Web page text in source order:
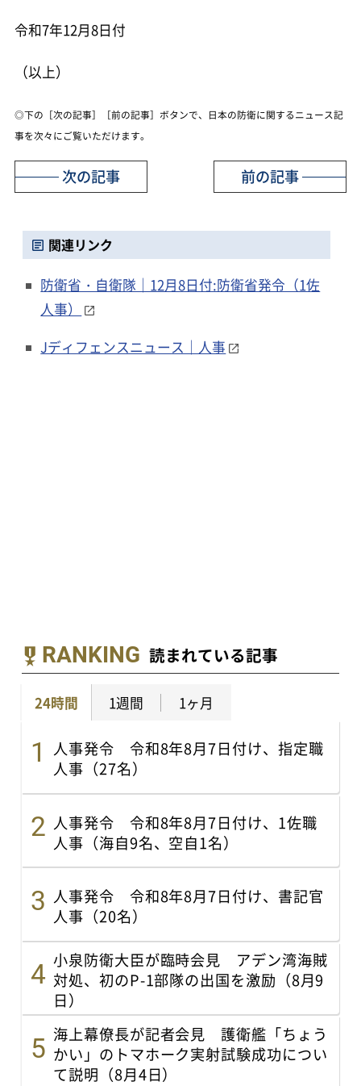
令和7年12月8日付
（以上）
◎下の［次の記事］［前の記事］ボタンで、日本の防衛に関するニュース記
事を次々にご覧いただけます。
前の記事
次の記事
関連リンク
防衛省・自衛隊｜12月8日付:防衛省発令（1佐
人事）
Jディフェンスニュース｜人事
RANKING 読まれている記事
24時間 1週間 1ヶ月
人事発令 令和8年8月7日付け、指定職
人事（27名）
人事発令 令和8年8月7日付け、1佐職
人事（海自9名、空自1名）
人事発令 令和8年8月7日付け、書記官
人事（20名）
小泉防衛大臣が臨時会見 アデン湾海賊
対処、初のP-1部隊の出国を激励（8月9
日）
海上幕僚長が記者会見 護衛艦「ちょう
かい」のトマホーク実射試験成功につい
て説明（8月4日）